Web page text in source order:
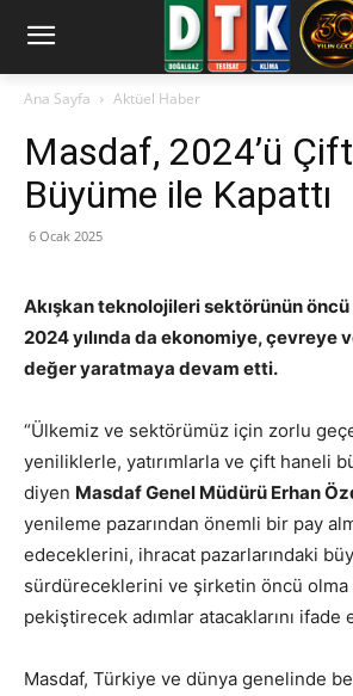
Ana Sayfa Aktüel Haber
Masdaf, 2024’ü
Büyüme ile Kapattı
6 Ocak 2025
Akışkan teknolojileri sektörünün öncü
2024 yılında da ekonomiye, çevreye
değer yaratmaya devam etti.
“Ülkemiz ve sektörümüz için zorlu
yeniliklerle, yatırımlarla ve çift haneli
diyen Masdaf Genel Müdürü Erhan
yenileme pazarından önemli bir pay
edeceklerini, ihracat pazarlarındaki
sürdüreceklerini ve şirketin öncü olma
pekiştirecek adımlar atacaklarını ifade
Masdaf, Türkiye ve dünya genelinde